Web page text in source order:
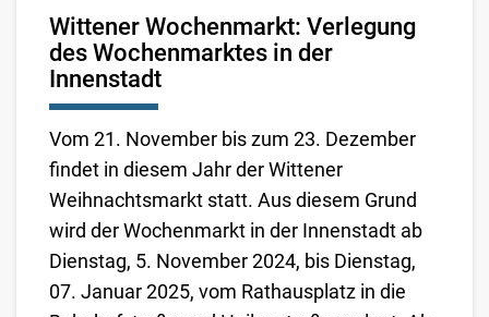
Wittener Wochenmarkt: Verlegung
des Wochenmarktes in der
Innenstadt
Vom 21. November bis zum 23. Dezember
findet in diesem Jahr der Wittener
Weihnachtsmarkt statt. Aus diesem Grund
wird der Wochenmarkt in der Innenstadt ab
Dienstag, 5. November 2024, bis Dienstag,
07. Januar 2025, vom Rathausplatz in die